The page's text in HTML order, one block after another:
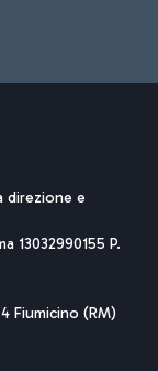
direzione e
13032990155 P.
Fiumicino (RM)